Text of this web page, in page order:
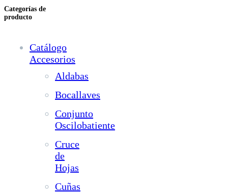
Categorías de
producto
Catálogo
Accesorios
Aldabas
Bocallaves
Conjunto
Oscilobatiente
Cruce
de
Hojas
Cuñas